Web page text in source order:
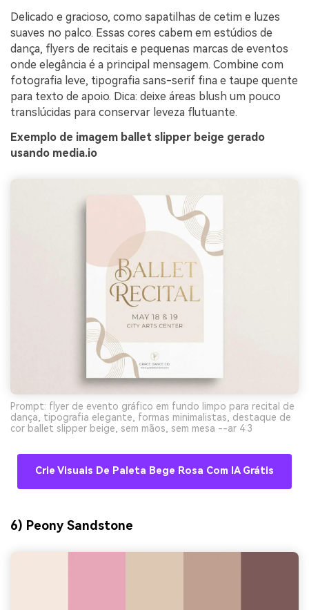
Delicado e gracioso, como sapatilhas de cetim e luzes
suaves no palco. Essas cores cabem em estúdios de
dança, flyers de recitais e pequenas marcas de eventos
onde elegância é a principal mensagem. Combine com
fotografia leve, tipografia sans-serif fina e taupe quente
para texto de apoio. Dica: deixe áreas blush um pouco
translúcidas para conservar leveza flutuante.
Exemplo de imagem ballet slipper beige gerado
usando media.io
Prompt: flyer de evento gráfico em fundo limpo para recital de
dança, tipografia elegante, formas minimalistas, destaque de
cor ballet slipper beige, sem mãos, sem mesa --ar 4:3
Crie Visuais De Paleta Bege Rosa Com IA Grátis
6) Peony Sandstone